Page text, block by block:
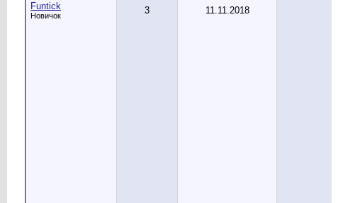
Funtick
Новичок 3 11.11.2018